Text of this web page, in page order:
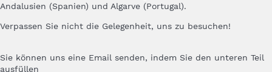
Andalusien (Spanien) und Algarve (Portugal).
Verpassen Sie nicht die Gelegenheit, uns zu besuchen!
Sie können uns eine Email senden, indem Sie den unteren Teil
ausfüllen